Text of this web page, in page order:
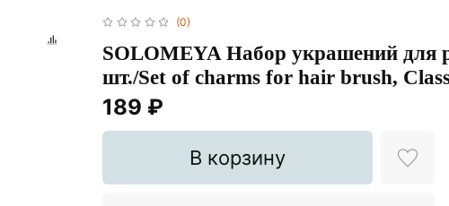
(0)
SOLOMEYA Набор украшений для
шт./Set of charms for hair brush,
189 ₽
В корзину